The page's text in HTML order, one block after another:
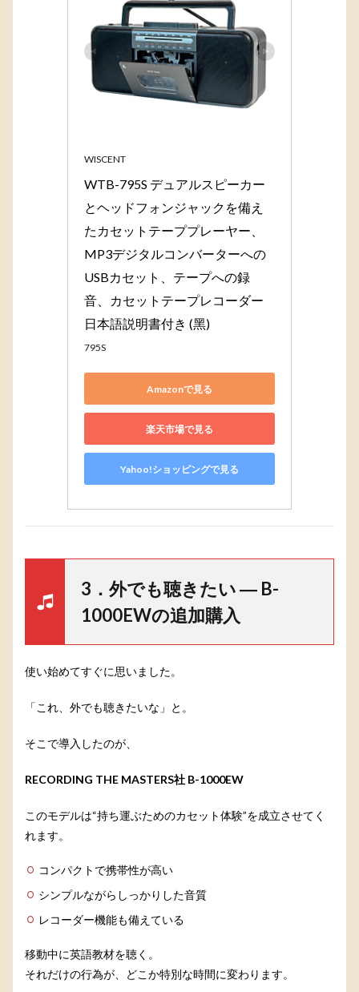
WISCENT
WTB-795S デュアルスピーカー
とヘッドフォンジャックを備え
たカセットテーププレーヤー、
MP3デジタルコンバーターへの
USBカセット、テープへの録
音、カセットテープレコーダー
日本語説明書付き (黑)
795S
Amazonで見る
楽天市場で見る
Yahoo!ショッピングで見る
3．外でも聴きたい ― B-
1000EWの追加購入
使い始めてすぐに思いました。
「これ、外でも聴きたいな」と。
そこで導入したのが、
RECORDING THE MASTERS社 B-1000EW
このモデルは“持ち運ぶためのカセット体験”を成立させてく
れます。
コンパクトで携帯性が高い
シンプルながらしっかりした音質
レコーダー機能も備えている
移動中に英語教材を聴く。
それだけの行為が、どこか特別な時間に変わります。